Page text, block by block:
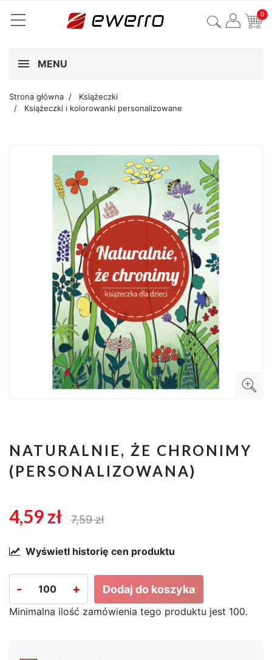
0
MENU
Strona główna
Książeczki
Książeczki i kolorowanki personalizowane
NATURALNIE, ŻE CHRONIMY
(PERSONALIZOWANA)
4,59 zł 7,59 zł
Wyświetl historię cen produktu
- + Dodaj do koszyka
Minimalna ilość zamówienia tego produktu jest 100.